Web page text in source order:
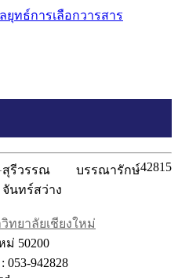
ยุทธ์การเลือกวารสาร
สุรีวรรณ
จันทร์สว่าง
บรรณารักษ์42815
ทยาลัยเชียงใหม่
ม่ 50200
942828